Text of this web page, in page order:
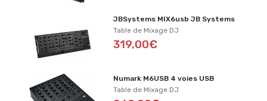
JBSystems MIX6usb JB Systems
Table de Mixage DJ
319,00€
Numark M6USB 4 voies USB
Table de Mixage DJ